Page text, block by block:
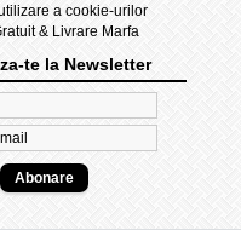
a cookie-urilor
& Livrare Marfa
te la Newsletter